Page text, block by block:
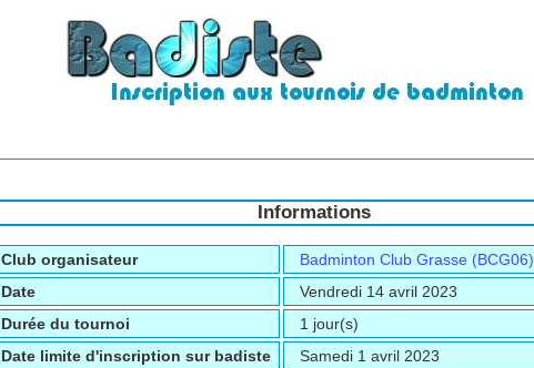
Informations
Club organisateur
Badminton Club Grasse (BCG06)
Date
Vendredi 14 avril 2023
Durée du tournoi
1 jour(s)
Date limite d'inscription sur badiste
Samedi 1 avril 2023